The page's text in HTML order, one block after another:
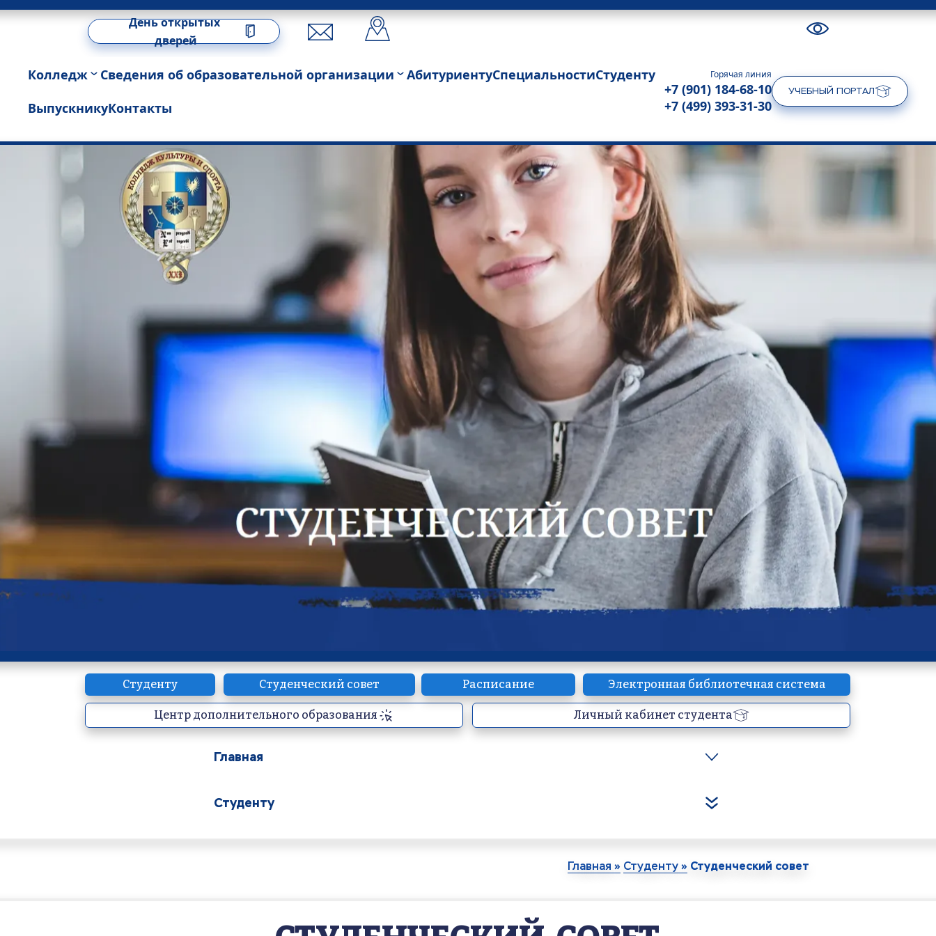
День открытых
дверей
Колледж Сведения об образовательной организации АбитуриентуСпециальностиСтуденту
ВыпускникуКонтакты
Горячая линия
+7 (901) 184-68-10
+7 (499) 393-31-30
УЧЕБНЫЙ ПОРТАЛ
Студенту Студенческий совет Электронная библиотечная система
Центр дополнительного образования
Расписание
Личный кабинет студента
Главная
Студенту
Главная » Студенту » Студенческий совет